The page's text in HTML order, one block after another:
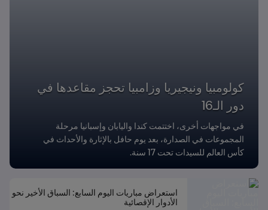
كولومبيا ونيجيريا وزامبيا تحجز مقاعدها في
دور الـ16
في مواجهات أخرى، اختتمت كندا واليابان وإسبانيا مرحلة
المجموعات في الصدارة، بعد يوم حافل بالإثارة والأحداث في
كأس العالم للسيدات تحت 17 سنة.
استعراض مباريات اليوم السابع: السباق الأخير نحو
الأدوار الإقصائية